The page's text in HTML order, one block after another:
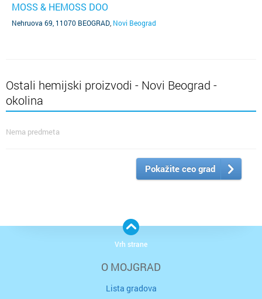
MOSS & HEMOSS DOO
Nehruova 69, 11070 BEOGRAD Novi Beograd
Ostali hemijski proizvodi - Novi Beograd -
okolina
Nema predmeta
Pokažite ceo grad
O MOJGRAD
Lista gradova
Vrh strane